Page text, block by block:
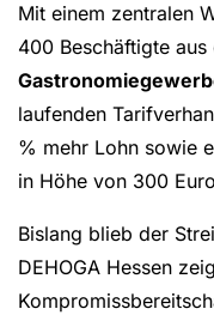
Mit einem zentralen
400 Beschäftigte aus
laufenden
% mehr Lohn sowie
in Höhe von 300
Bislang blieb der
DEHOGA Hessen